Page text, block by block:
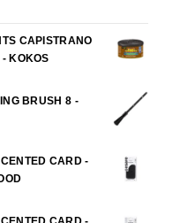
CAPISTRANO
KOKOS
BRUSH 8 -
CARD -